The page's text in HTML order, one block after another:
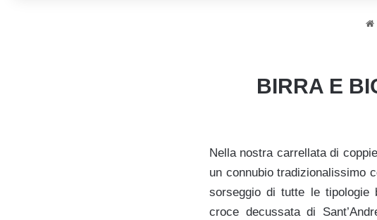
BIRRA E
Nella nostra carrellata di
un connubio tradizionalissimo
sorseggio di tutte le tipologie
croce decussata di